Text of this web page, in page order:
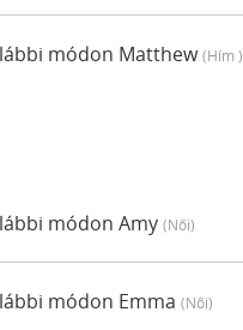
módon Matthew(hím )
módon Amy (női)
módon Emma (női)